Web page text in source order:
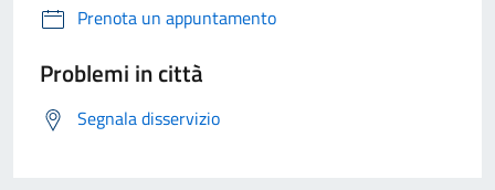
Prenota un appuntamento
Problemi in città
Segnala disservizio